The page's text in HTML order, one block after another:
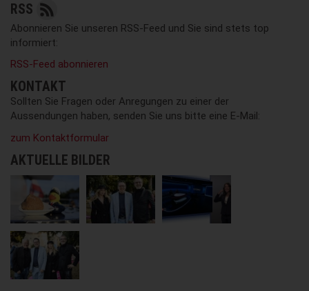
RSS
Abonnieren Sie unseren RSS-Feed und Sie sind stets top
informiert:
RSS-Feed abonnieren
KONTAKT
Sollten Sie Fragen oder Anregungen zu einer der
Aussendungen haben, senden Sie uns bitte eine E-Mail:
zum Kontaktformular
AKTUELLE BILDER